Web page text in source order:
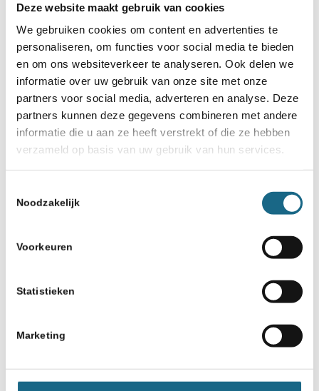
Deze website maakt gebruik van cookies
We gebruiken cookies om content en advertenties te
personaliseren, om functies voor social media te bieden
en om ons websiteverkeer te analyseren. Ook delen we
informatie over uw gebruik van onze site met onze
partners voor social media, adverteren en analyse. Deze
partners kunnen deze gegevens combineren met andere
informatie die u aan ze heeft verstrekt of die ze hebben
verzameld op basis van uw gebruik van hun services.
Noodzakelijk
Voorkeuren
Statistieken
Marketing
zijn. In 1A is Tom Bus met 4,5 uit 6 prima
in vorm bij ASV, dat na een 4,5-5,5 zege bij
Philidor Leeuwarden zelfs op de derde
plaats staat. De zege van Bus kwam
onverwachts en snel, zoals hij zelf
hieronder uitlegt.